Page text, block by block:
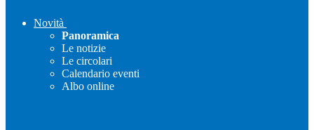
Novità
Panoramica
Le notizie
Le circolari
Calendario eventi
Albo online